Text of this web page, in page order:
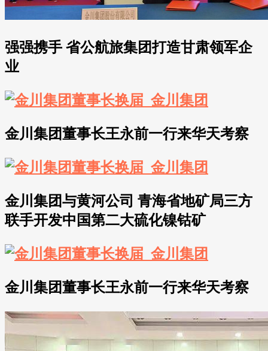
强强携手 省公航旅集团打造甘肃领军企
业
金川集团董事长王永前一行来华天考察
金川集团与黄河公司 青海省地矿局三方
联手开发中国第二大硫化镍钴矿
金川集团董事长王永前一行来华天考察